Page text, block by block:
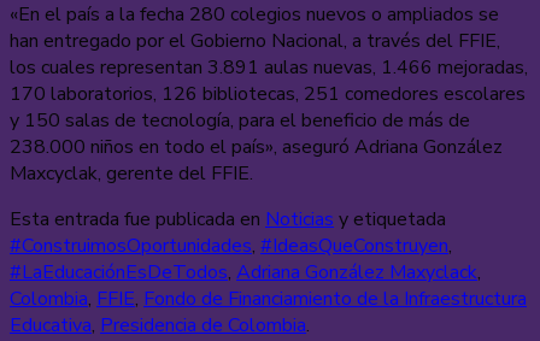
«En el país a la fecha 280 colegios nuevos o ampliados se
han entregado por el Gobierno Nacional, a través del FFIE,
los cuales representan 3.891 aulas nuevas, 1.466 mejoradas,
170 laboratorios, 126 bibliotecas, 251 comedores escolares
y 150 salas de tecnología, para el beneficio de más de
238.000 niños en todo el país», aseguró Adriana González
Maxcyclak, gerente del FFIE.
Esta entrada fue publicada en Noticias y etiquetada
#ConstruimosOportunidades, #IdeasQueConstruyen,
#LaEducaciónEsDeTodos, Adriana González Maxyclack,
Colombia, FFIE, Fondo de Financiamiento de la Infraestructura
Educativa, Presidencia de Colombia.